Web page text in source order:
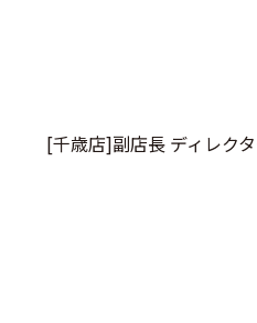
[千歳店]副店長 ディレク